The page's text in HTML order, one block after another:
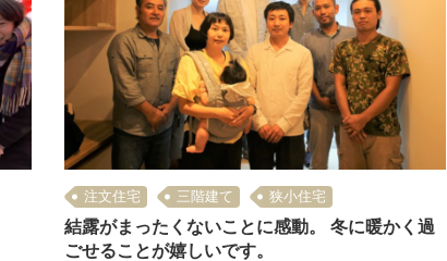
注文住宅 三階建て 狭小住宅
結露がまったくないことに感動。 冬に暖かく過
ごせることが嬉しいです。